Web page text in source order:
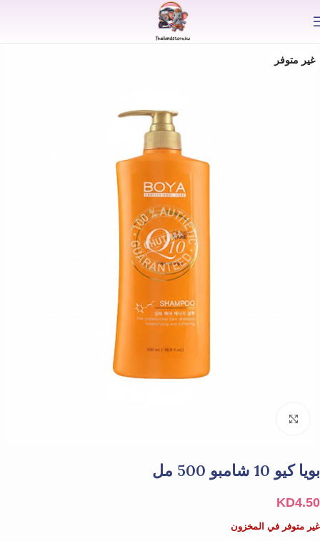
غير متوفر
بويا كيو 10 شامبو 500 مل
KD4.50
غير متوفر في المخزون